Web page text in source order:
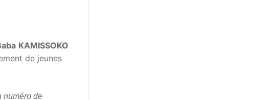
KAMISSOKO
de jeunes
numéro de